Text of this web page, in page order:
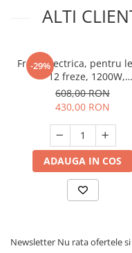
ALTI
-29%
Freza electrica, pentru
+ 12 freze, 1200W,
26000Rpm, variator
Procraft POB1700
608,00 RON
430,00 RON
ADAUGA IN COS
Newsletter Nu rata ofertele